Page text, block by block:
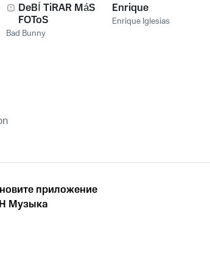
DeBÍ TiRAR MáS
FOToS
Bad Bunny
Enrique
Enrique Iglesias
приложение
Музыка